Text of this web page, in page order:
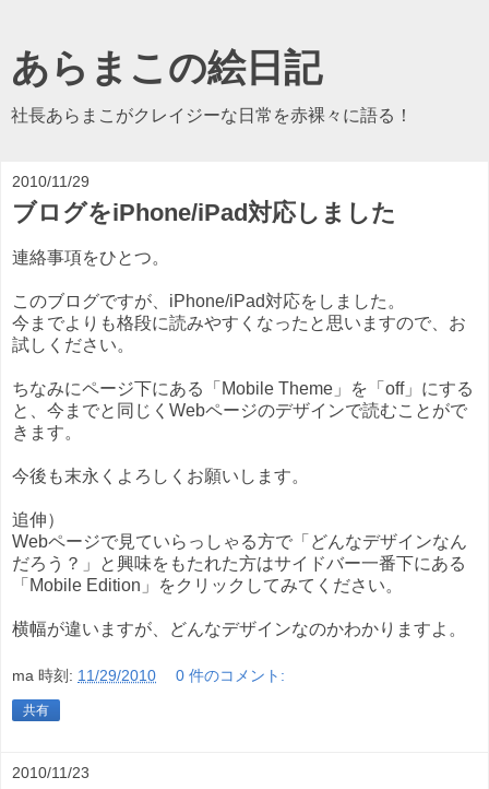
あらまこの絵日記
社長あらまこがクレイジーな日常を赤裸々に語る！
2010/11/29
ブログをiPhone/iPad対応しました
連絡事項をひとつ。
このブログですが、iPhone/iPad対応をしました。
今までよりも格段に読みやすくなったと思いますので、お
試しください。
ちなみにページ下にある「Mobile Theme」を「off」にする
と、今までと同じくWebページのデザインで読むことがで
きます。
今後も末永くよろしくお願いします。
追伸）
Webページで見ていらっしゃる方で「どんなデザインなん
だろう？」と興味をもたれた方はサイドバー一番下にある
「Mobile Edition」をクリックしてみてください。
横幅が違いますが、どんなデザインなのかわかりますよ。
ma 時刻: 11/29/2010 0 件のコメント:
共有
2010/11/23